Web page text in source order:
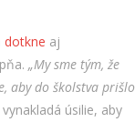
dotkne aj
„My sme tým, že
aby do školstva prišlo
úsilie, aby